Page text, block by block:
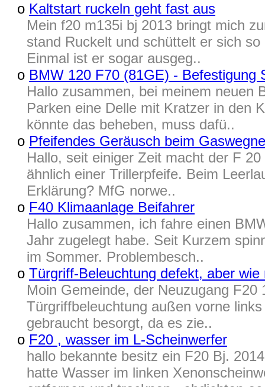
o Kaltstart ruckeln geht fast aus
Mein f20 m135i bj 2013 bringt mich
stand Ruckelt und schüttelt er sich
Einmal ist er sogar ausgeg..
o BMW 120 F70 (81GE) - Befestigung
Hallo zusammen, bei meinem neuen
Parken eine Delle mit Kratzer in den
könnte das beheben, muss dafü..
o Pfeifendes Geräusch beim
Hallo, seit einiger Zeit macht der F
ähnlich einer Trillerpfeife. Beim
Erklärung? MfG norwe..
o F40 Klimaanlage Beifahrer
Hallo zusammen, ich fahre einen
Jahr zugelegt habe. Seit Kurzem
im Sommer. Problembesch..
o Türgriff-Beleuchtung defekt, aber wie
Moin Gemeinde, der Neuzugang
Türgriffbeleuchtung außen vorne
gebraucht besorgt, da es zie..
o F20 , wasser im L-Scheinwerfer
hallo bekannte besitz ein F20 Bj.
hatte Wasser im linken